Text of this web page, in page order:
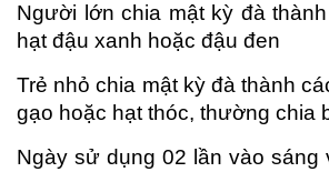
Người lớn chia mật kỳ đà
hạt đậu xanh hoặc đậu đen
Trẻ nhỏ chia mật kỳ đà thành
gạo hoặc hạt thóc, thường chia
Ngày sử dụng 02 lần vào sáng